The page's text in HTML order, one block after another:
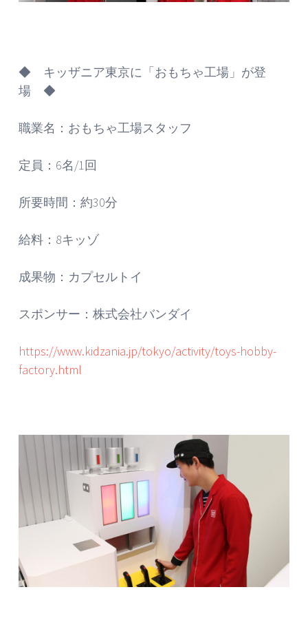
◆ キッザニア東京に「おもちゃ工場」が登
場 ◆
職業名：おもちゃ工場スタッフ
定員：6名/1回
所要時間：約30分
給料：8キッゾ
成果物：カプセルトイ
スポンサー：株式会社バンダイ
https://www.kidzania.jp/tokyo/activity/toys-hobby-
factory.html